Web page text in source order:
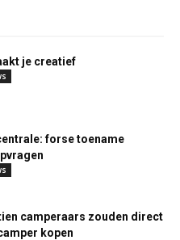
je creatief
forse toename
camperaars zouden direct
kopen